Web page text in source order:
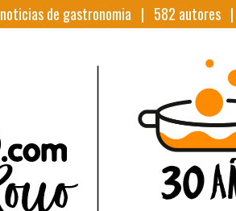
noticias de gastronomia | 582 autores |